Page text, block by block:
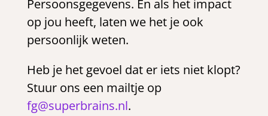
Persoonsgegevens. En als het impact
op jou heeft, laten we het je ook
persoonlijk weten.
Heb je het gevoel dat er iets niet klopt?
Stuur ons een mailtje op
fg@superbrains.nl.